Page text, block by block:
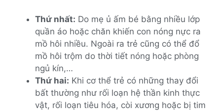
Thứ nhất: Do mẹ ủ ấm bé bằng nhiều lớp
quần áo hoặc chăn khiến con nóng nực ra
mồ hôi nhiều. Ngoài ra trẻ cũng có thể đổ
mồ hôi trộm do thời tiết nóng hoặc phòng
ngủ kín,…
Thứ hai: Khi cơ thể trẻ có những thay đổi
bất thường như rối loạn hệ thần kinh thực
vật, rối loạn tiêu hóa, còi xương hoặc bị tim